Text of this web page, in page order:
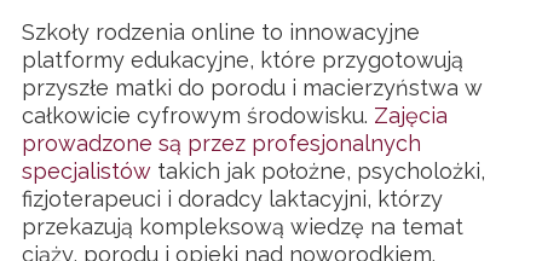
Szkoły rodzenia online to innowacyjne
platformy edukacyjne, które przygotowują
przyszłe matki do porodu i macierzyństwa w
całkowicie cyfrowym środowisku. Zajęcia
prowadzone są przez profesjonalnych
specjalistów takich jak położne, psycholożki,
fizjoterapeuci i doradcy laktacyjni, którzy
przekazują kompleksową wiedzę na temat
ciąży, porodu i opieki nad noworodkiem.